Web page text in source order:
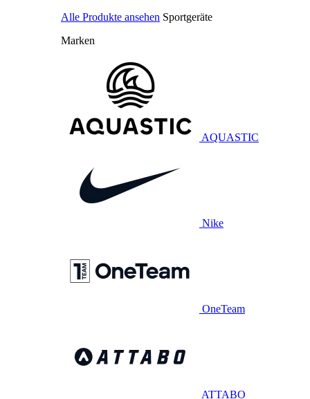
Alle Produkte ansehen Sportgeräte
Marken
AQUASTIC
Nike
OneTeam
ATTABO